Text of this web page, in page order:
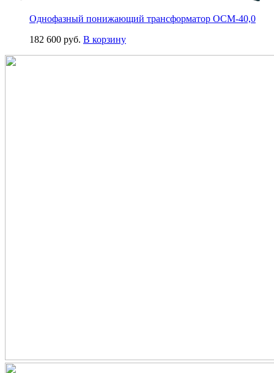
Однофазный понижающий трансформатор ОСМ-40,0
182 600 руб. В корзину